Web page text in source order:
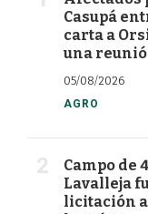
Casupá
carta a
una
05/08/2026
AGRO
Campo de
Lavalleja
licitación a